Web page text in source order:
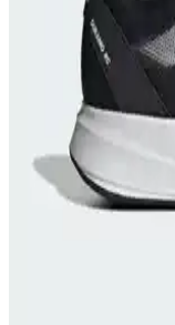
İki popüler Puma koşu
Runner Jr'nin
karşılaştırılıyor,
Adidas Koşu ve
Karşılaştırması
İki adidas spor
Response Runner
kullanım alanlarıyla